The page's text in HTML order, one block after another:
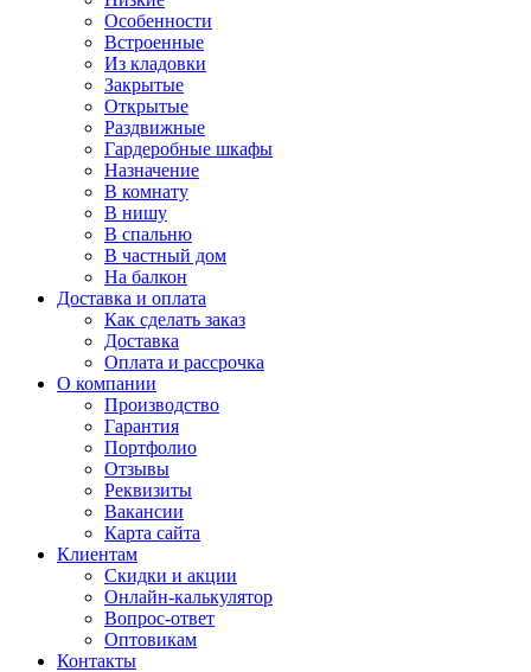
Особенности
Встроенные
Из кладовки
Закрытые
Открытые
Раздвижные
Гардеробные шкафы
Назначение
В комнату
В нишу
В спальню
В частный дом
На балкон
Доставка и оплата
Как сделать заказ
Доставка
Оплата и рассрочка
О компании
Производство
Гарантия
Портфолио
Отзывы
Реквизиты
Вакансии
Карта сайта
Клиентам
Скидки и акции
Онлайн-калькулятор
Вопрос-ответ
Оптовикам
Контакты